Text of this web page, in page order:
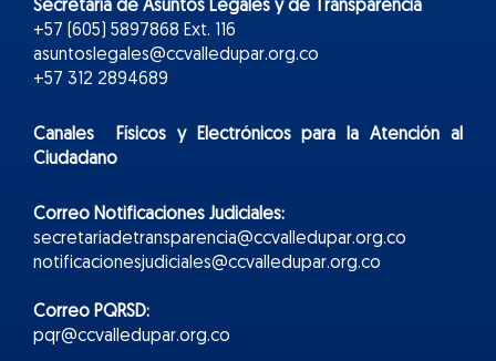
Secretaría de Asuntos Legales y de Transparencia
+57 (605) 5897868 Ext. 116
asuntoslegales@ccvalledupar.org.co
+57 312 2894689
Canales Físicos yElectrónicospara la Atención al
Ciudadano
Correo Notificaciones Judiciales:
secretariadetransparencia@ccvalledupar.org.co
notificacionesjudiciales@ccvalledupar.org.co
Correo PQRSD:
pqr@ccvalledupar.org.co